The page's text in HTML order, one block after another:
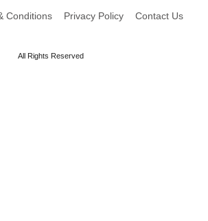
Conditions Privacy Policy Contact Us
All Rights Reserved